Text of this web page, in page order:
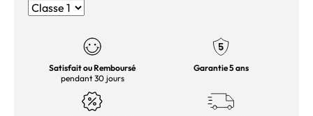
Satisfait ou Remboursé
pendant 30 jours
Garantie 5 ans